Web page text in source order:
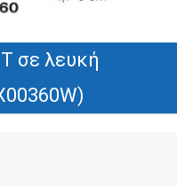
σε λευκή